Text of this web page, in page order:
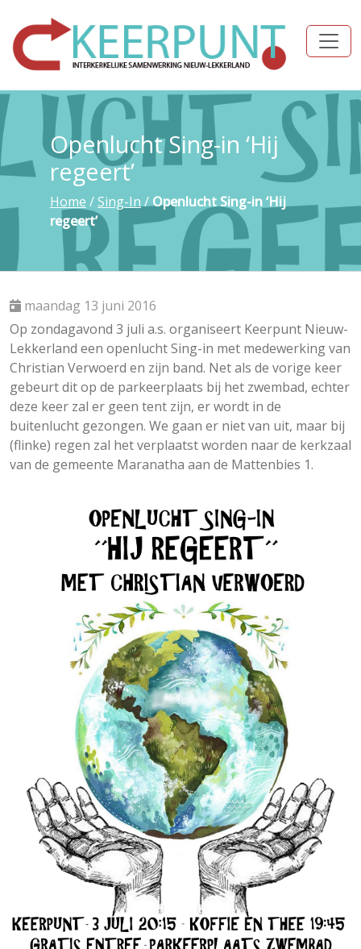
Openlucht Sing-in ‘Hij
regeert’
Home /Sing-In /Openlucht Sing-in ‘Hij
regeert’
maandag 13 juni 2016
Op zondagavond 3 juli a.s. organiseert Keerpunt Nieuw-
Lekkerland een openlucht Sing-in met medewerking van
Christian Verwoerd en zijn band. Net als de vorige keer
gebeurt dit op de parkeerplaats bij het zwembad, echter
deze keer zal er geen tent zijn, er wordt in de
buitenlucht gezongen. We gaan er niet van uit, maar bij
(flinke) regen zal het verplaatst worden naar de kerkzaal
van de gemeente Maranatha aan de Mattenbies 1.